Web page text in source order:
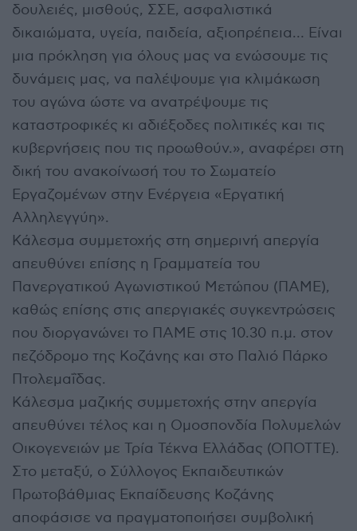
δουλειές, μισθούς, ΣΣΕ, ασφαλιστικά
δικαιώματα, υγεία, παιδεία, αξιοπρέπεια… Είναι
μια πρόκληση για όλους μας να ενώσουμε τις
δυνάμεις μας, να παλέψουμε για κλιμάκωση
του αγώνα ώστε να ανατρέψουμε τις
καταστροφικές κι αδιέξοδες πολιτικές και τις
κυβερνήσεις που τις προωθούν.», αναφέρει στη
δική του ανακοίνωσή του το Σωματείο
Εργαζομένων στην Ενέργεια «Εργατική
Αλληλεγγύη».
Κάλεσμα συμμετοχής στη σημερινή απεργία
απευθύνει επίσης η Γραμματεία του
Πανεργατικού Αγωνιστικού Μετώπου (ΠΑΜΕ),
καθώς επίσης στις απεργιακές συγκεντρώσεις
που διοργανώνει το ΠΑΜΕ στις 10.30 π.μ. στον
πεζόδρομο της Κοζάνης και στο Παλιό Πάρκο
Πτολεμαΐδας.
Κάλεσμα μαζικής συμμετοχής στην απεργία
απευθύνει τέλος και η Ομοσπονδία Πολυμελών
Οικογενειών με Τρία Τέκνα Ελλάδας (ΟΠΟΤΤΕ).
Στο μεταξύ, ο Σύλλογος Εκπαιδευτικών
Πρωτοβάθμιας Εκπαίδευσης Κοζάνης
αποφάσισε να πραγματοποιήσει συμβολική